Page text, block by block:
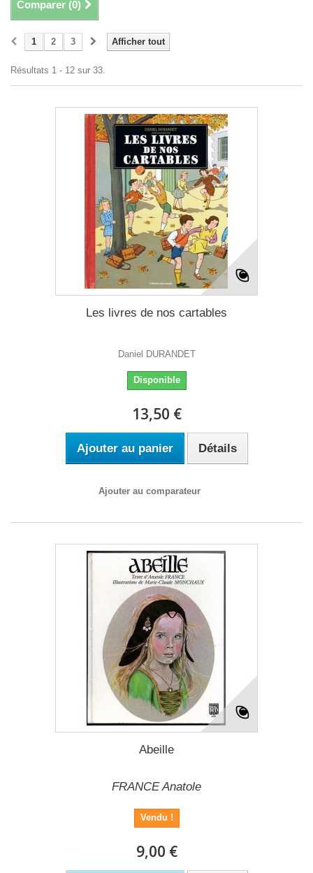
Comparer (0)
Afficher tout
1 2 3
Résultats 1 - 12 sur 33.
Les livres de nos cartables
Daniel DURANDET
Disponible
13,50 €
Ajouter au panier Détails
Ajouter au comparateur
Abeille
FRANCE Anatole
Vendu !
9,00 €